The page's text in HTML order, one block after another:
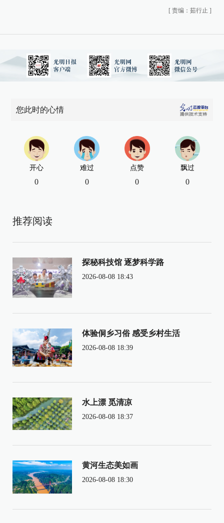
[ 责编：茹行止 ]
您此时的心情
开心
0
难过
0
点赞
0
飘过
0
推荐阅读
探秘科技馆 逐梦科学路
2026-08-08 18:43
体验侗乡习俗 感受乡村生活
2026-08-08 18:39
水上漂 觅清凉
2026-08-08 18:37
黄河生态美如画
2026-08-08 18:30